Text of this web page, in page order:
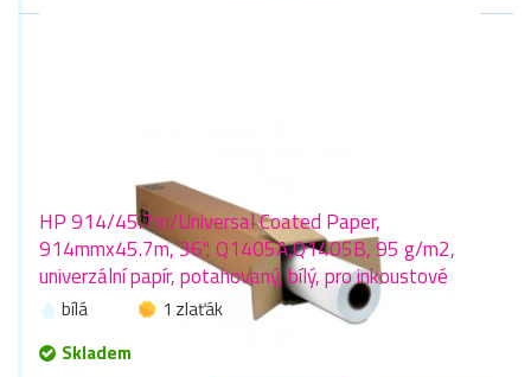
HP 914/45.7m/Universal Coated Paper,
914mmx45.7m, 36", Q1405A,Q1405B, 95 g/m2,
univerzální papír, potahovaný, bílý, pro inkoustové
bílá
1 zlaťák
Skladem